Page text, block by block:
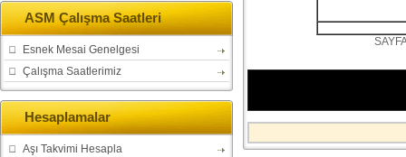
ASM Çalışma Saatleri
Esnek Mesai Genelgesi
Çalışma Saatlerimiz
Hesaplamalar
Aşı Takvimi Hesapla